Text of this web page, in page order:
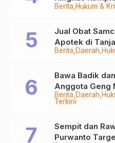
Berita Hukum &
Tungkal
Berita Daerah
Jual Obat
Apotek di
Berita Daerah
Terkini
Bawa Badik
Anggota Geng
Diringkus
Sempit dan
Purwanto